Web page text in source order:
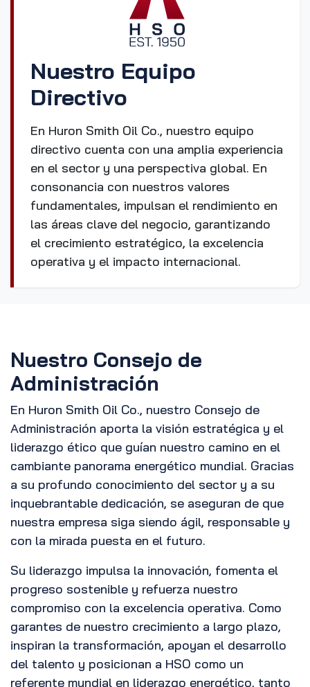
Nuestro Equipo
Directivo
En Huron Smith Oil Co., nuestro equipo
directivo cuenta con una amplia experiencia
en el sector y una perspectiva global. En
consonancia con nuestros valores
fundamentales, impulsan el rendimiento en
las áreas clave del negocio, garantizando
el crecimiento estratégico, la excelencia
operativa y el impacto internacional.
Nuestro Consejo de
Administración
En Huron Smith Oil Co., nuestro Consejo de
Administración aporta la visión estratégica y el
liderazgo ético que guían nuestro camino en el
cambiante panorama energético mundial. Gracias
a su profundo conocimiento del sector y a su
inquebrantable dedicación, se aseguran de que
nuestra empresa siga siendo ágil, responsable y
con la mirada puesta en el futuro.
Su liderazgo impulsa la innovación, fomenta el
progreso sostenible y refuerza nuestro
compromiso con la excelencia operativa. Como
garantes de nuestro crecimiento a largo plazo,
inspiran la transformación, apoyan el desarrollo
del talento y posicionan a HSO como un
referente mundial en liderazgo energético, tanto